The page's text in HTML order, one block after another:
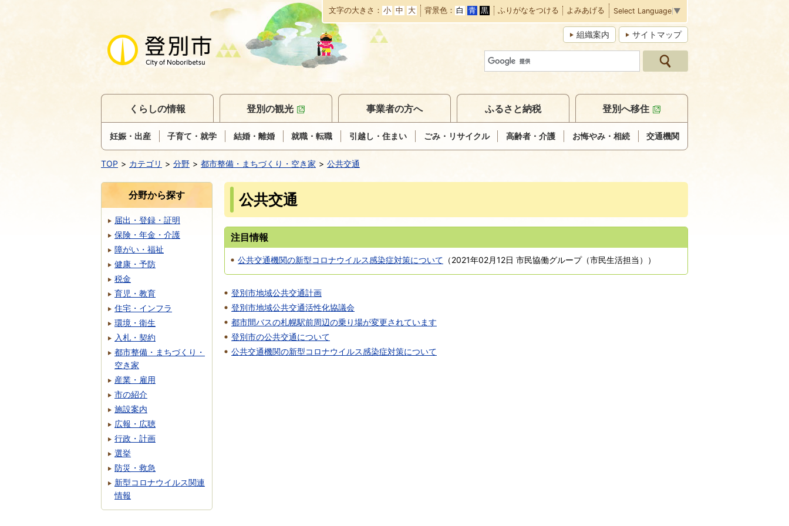
本
文
へ
移
動
文字の大きさ 小 中 大 背景色 白 青 黒 ふりがなをつける よみあげる Select Language ▼
組織案内 サイトマップ
くらしの情報
妊娠・出産 子育て・就学 結婚・離婚 就職・転職 引越し・住まい ごみ・リサイクル 高齢者・介護 お悔やみ・相続 交通機関
登別の観光 事業者の方へ ふるさと納税 登別へ移住
TOP カテゴリ 分野 都市整備・まちづくり・空き家 公共交通
公共交通
注目情報
公共交通機関の新型コロナウイルス感染症対策について （2021年02月12日 市民協働グループ（市民生活担当） ）
登別市地域公共交通計画
登別市地域公共交通活性化協議会
都市間バスの札幌駅前周辺の乗り場が変更されています
登別市の公共交通について
公共交通機関の新型コロナウイルス感染症対策について
分野から探す
届出・登録・証明
保険・年金・介護
障がい・福祉
健康・予防
税金
育児・教育
住宅・インフラ
環境・衛生
入札・契約
都市整備・まちづくり・
空き家
産業・雇用
市の紹介
施設案内
広報・広聴
行政・計画
選挙
防災・救急
新型コロナウイルス関連
情報